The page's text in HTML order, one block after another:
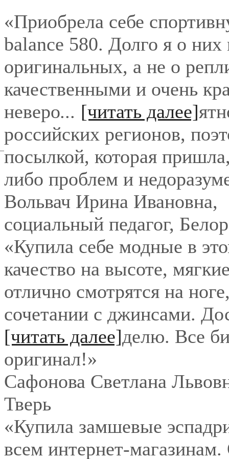
«Приобрела себе
balance 580. Долго я о
оригинальных, а не о
качественными и очень
неверо... [читать далее]
российских регионов,
посылкой, которая
либо проблем и
Вольвач Ирина Ивановна,
социальный педагог,
«Купила себе модные в
качество на высоте,
отлично смотрятся на
сочетании с джинсами.
[читать далее]делю. Все
оригинал!»
Сафонова Светлана
Тверь
«Купила замшевые
всем интернет-